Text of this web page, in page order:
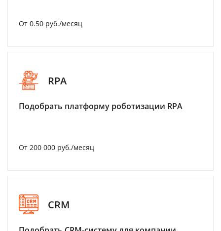
От 0.50 руб./месяц
RPA
Подобрать платформу роботизации RPA
От 200 000 руб./месяц
CRM